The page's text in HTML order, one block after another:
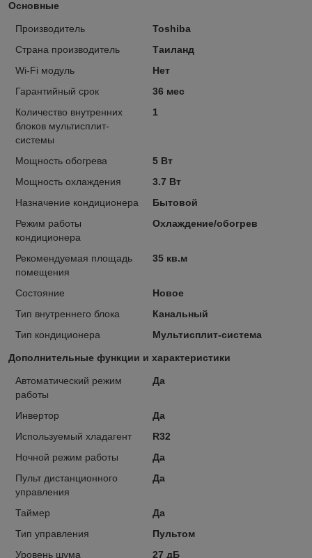
Основные
Производитель
Toshiba
Страна производитель
Таиланд
Wi-Fi модуль
Нет
Гарантийный срок
36 мес
Количество внутренних
блоков мультисплит-
системы
1
Мощность обогрева
5 Вт
Мощность охлаждения
3.7 Вт
Назначение кондиционера
Бытовой
Режим работы
кондиционера
Охлаждение/обогрев
Рекомендуемая площадь
помещения
35 кв.м
Состояние
Новое
Тип внутреннего блока
Канальный
Тип кондиционера
Мультисплит-система
Дополнительные функции и характеристики
Автоматический режим
работы
Да
Инвертор
Да
Используемый хладагент
R32
Ночной режим работы
Да
Пульт дистанционного
управления
Да
Таймер
Да
Тип управления
Пультом
Уровень шума
27 дБ